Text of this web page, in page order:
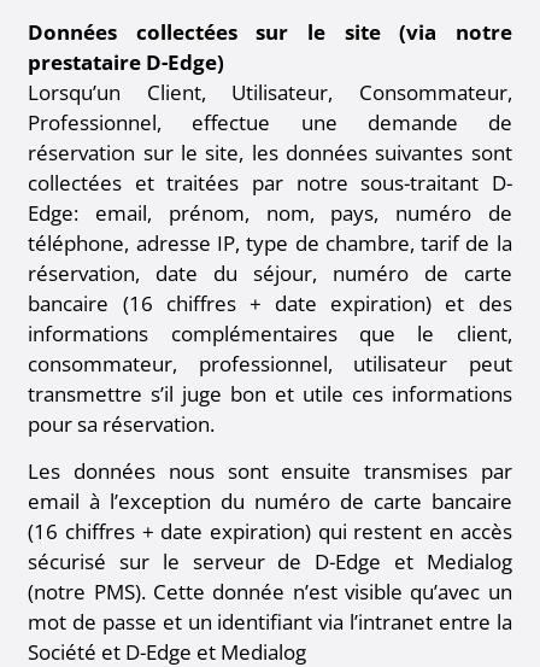
Données collectées sur le site (via notre
prestataire D-Edge)
Lorsqu’un Client, Utilisateur, Consommateur,
Professionnel, effectue une demande de
réservation sur le site, les données suivantes sont
collectées et traitées par notre sous-traitant D-
Edge: email, prénom, nom, pays, numéro de
téléphone, adresse IP, type de chambre, tarif de la
réservation, date du séjour, numéro de carte
bancaire (16 chiffres + date expiration) et des
informations complémentaires que le client,
consommateur, professionnel, utilisateur peut
transmettre s’il juge bon et utile ces informations
pour sa réservation.
Les données nous sont ensuite transmises par
email à l’exception du numéro de carte bancaire
(16 chiffres + date expiration) qui restent en accès
sécurisé sur le serveur de D-Edge et Medialog
(notre PMS). Cette donnée n’est visible qu’avec un
mot de passe et un identifiant via l’intranet entre la
Société et D-Edge et Medialog